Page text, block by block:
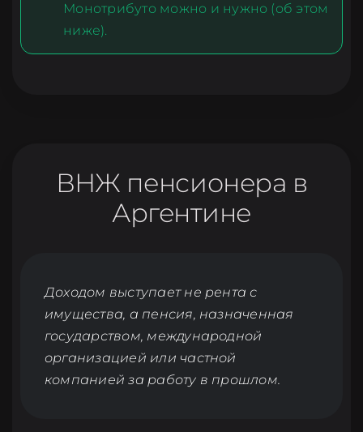
Монотрибуто можно и нужно (об этом
ниже).
ВНЖ пенсионера в
Аргентине
Доходом выступает не рента с
имущества, а пенсия, назначенная
государством, международной
организацией или частной
компанией за работу в прошлом.